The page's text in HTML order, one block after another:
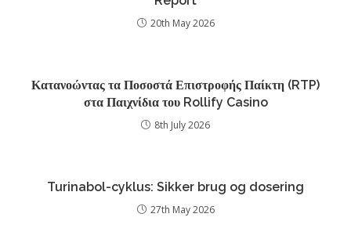
20th May 2026
Κατανοώντας τα Ποσοστά Επιστροφής Παίκτη (RTP)
στα Παιχνίδια του Rollify Casino
8th July 2026
Turinabol-cyklus: Sikker brug og dosering
27th May 2026